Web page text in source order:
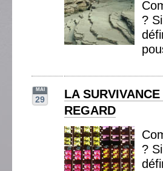
?
MAI
29
LA
REGARD
?